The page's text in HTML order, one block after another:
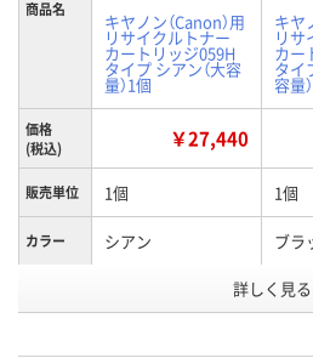
商品名
キヤノン（Canon）用
リサイクルトナー
カートリッジ059H
タイプ シアン（大容
量）1個
キヤ
リサ
カー
タイ
容量
価格
(税込)
￥27,440
販売単位 1個 1個
カラー シアン ブラ
詳しく見る